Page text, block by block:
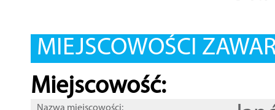
MIEJSCOWOŚCI
Miejscowość: